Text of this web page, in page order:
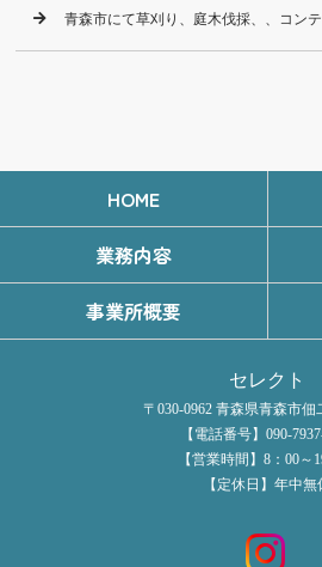
青森市にて草刈り、庭木伐採、、コン
HOME
業務内容
事業所概要
セレクト
〒030-0962 青森県青森市佃
【電話番号】090-
【営業時間】8：00～
【定休日】年中無